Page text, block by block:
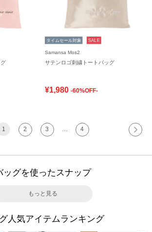
タイムセール対象 SALE
Samansa Mos2
サテンロゴ刺繍トートバッグ
¥1,980 -60%OFF-
1 2 3 4
ッグを使ったスナップ
もっと見る
人気アイテムランキング